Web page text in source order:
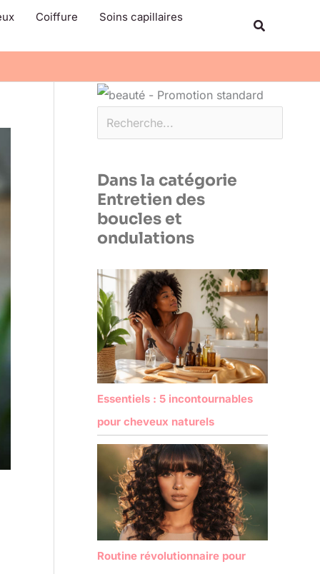
Coiffure Soins capillaires
Rechercher
Dans la catégorie
Entretien des
boucles et
ondulations
Essentiels : 5 incontournables
pour cheveux naturels
Routine révolutionnaire pour